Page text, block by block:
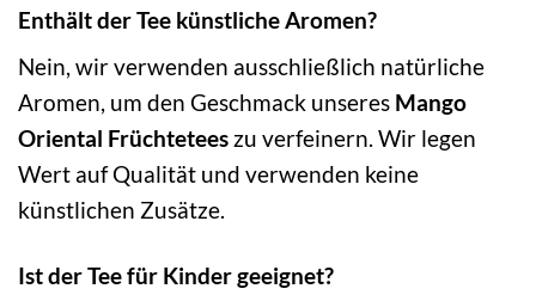
Enthält der Tee künstliche Aromen?
Nein, wir verwenden ausschließlich natürliche
Aromen, um den Geschmack unseres Mango
Oriental Früchtetees zu verfeinern. Wir legen
Wert auf Qualität und verwenden keine
künstlichen Zusätze.
Ist der Tee für Kinder geeignet?